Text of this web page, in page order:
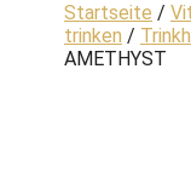
Startseite /
trinken /
AMETHYST